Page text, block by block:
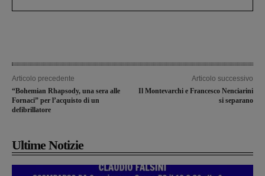
Articolo precedente
“Bohemian Rhapsody, una sera alle
Fornaci” per l’acquisto di un
defibrillatore
Articolo successivo
Il Montevarchi e Francesco Nenciarini
si separano
Ultime Notizie